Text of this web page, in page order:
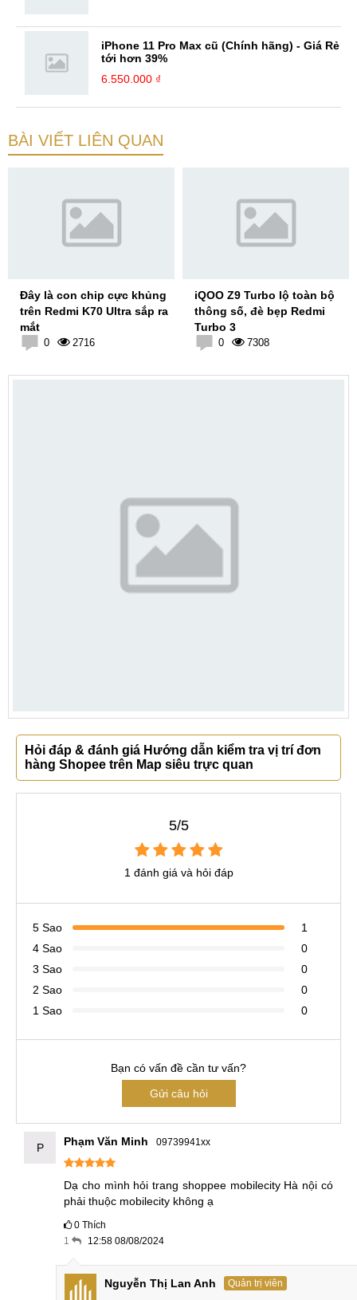
iPhone 11 Pro Max cũ (Chính hãng) - Giá Rẻ
tới hơn 39%
6.550.000 ₫
BÀI VIẾT LIÊN QUAN
Đây là con chip cực khủng
trên Redmi K70 Ultra sắp ra
mắt
0 2716
iQOO Z9 Turbo lộ toàn bộ
thông số, đè bẹp Redmi
Turbo 3
0 7308
Hỏi đáp & đánh giá Hướng dẫn kiểm tra vị trí đơn
hàng Shopee trên Map siêu trực quan
5/5
1 đánh giá và hỏi đáp
5 Sao
1
4 Sao
0
3 Sao
0
2 Sao
0
1 Sao
0
Bạn có vấn đề cần tư vấn?
Gửi câu hỏi
P Phạm Văn Minh 09739941xx
Dạ cho mình hỏi trang shoppee mobilecity Hà nội có
phải thuộc mobilecity không ạ
0 Thích
1
12:58 08/08/2024
Nguyễn Thị Lan Anh Quản trị viên